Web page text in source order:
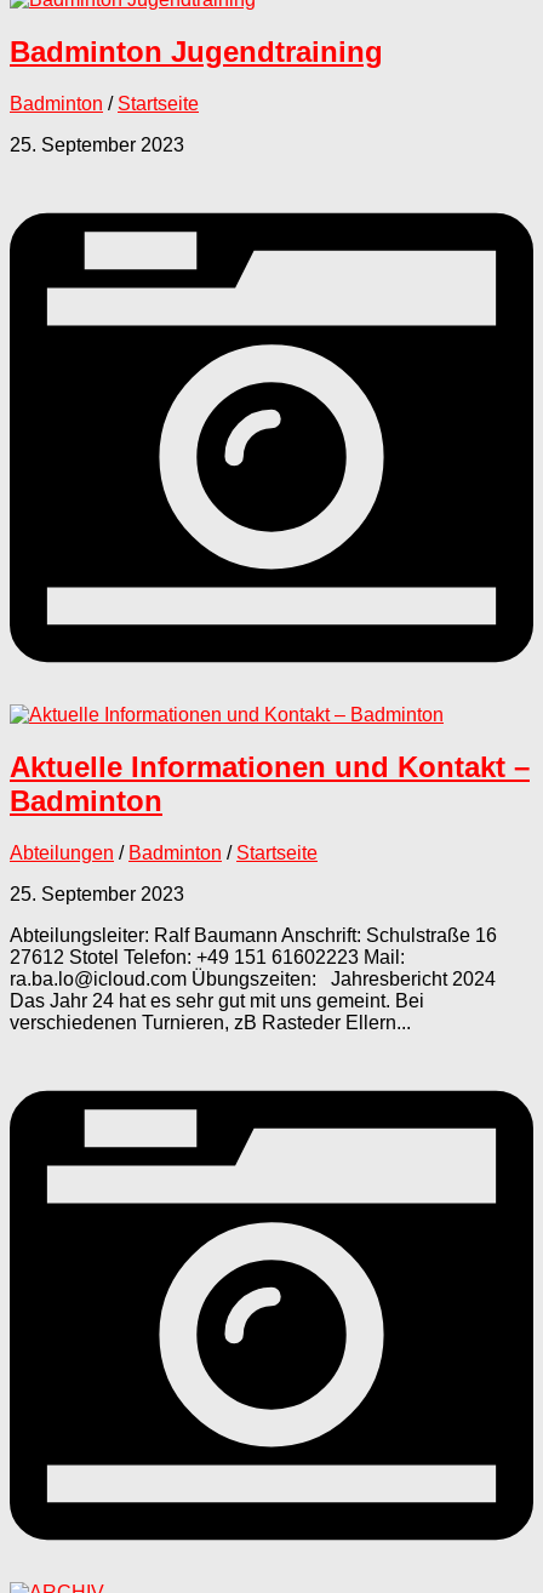
Badminton Jugendtraining
Badminton / Startseite
25. September 2023
Aktuelle Informationen und Kontakt –
Badminton
Abteilungen / Badminton / Startseite
25. September 2023
Abteilungsleiter: Ralf Baumann Anschrift: Schulstraße 16
27612 Stotel Telefon: +49 151 61602223 Mail:
ra.ba.lo@icloud.com Übungszeiten: Jahresbericht 2024
Das Jahr 24 hat es sehr gut mit uns gemeint. Bei
verschiedenen Turnieren, zB Rasteder Ellern...